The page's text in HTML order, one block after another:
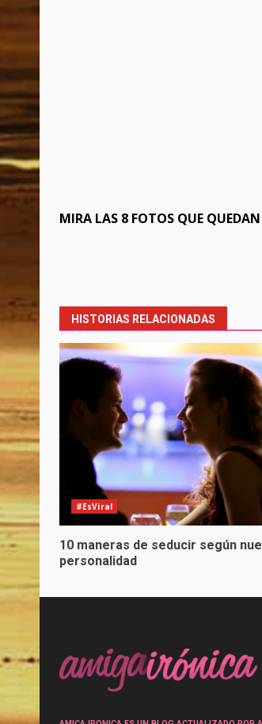
MIRA LAS 8 FOTOS QUE
HISTORIAS RELACIONADAS
#EsViral
10 maneras de seducir según
personalidad